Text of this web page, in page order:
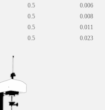
0.5
0.006
0.5
0.008
0.5
0.011
0.5 0.023